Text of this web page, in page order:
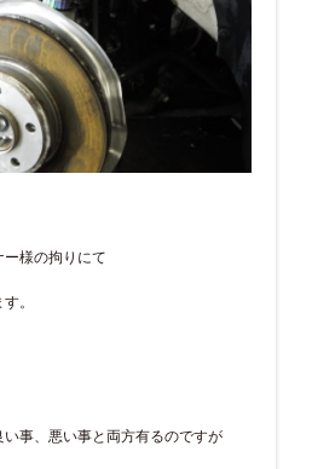
様の拘りにて
。
事、悪い事と両方有るのですが